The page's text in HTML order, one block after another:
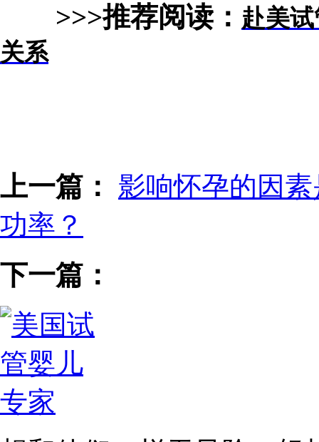
>>>推荐阅读： 赴美
关系
上一篇：
影响怀孕的因
功率？
下一篇：